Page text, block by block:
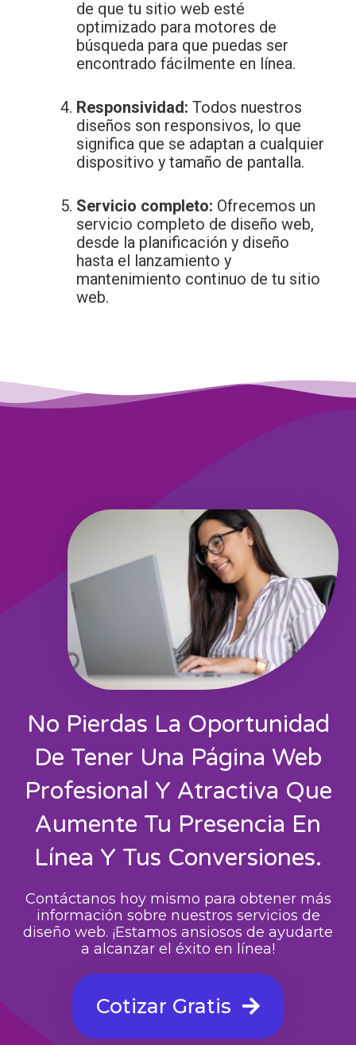
de que tu sitio web esté
optimizado para motores de
búsqueda para que puedas ser
encontrado fácilmente en línea.
Responsividad: Todos nuestros
diseños son responsivos, lo que
significa que se adaptan a cualquier
dispositivo y tamaño de pantalla.
Servicio completo: Ofrecemos un
servicio completo de diseño web,
desde la planificación y diseño
hasta el lanzamiento y
mantenimiento continuo de tu sitio
web.
No Pierdas La Oportunidad
De Tener Una Página Web
Profesional Y Atractiva Que
Aumente Tu Presencia En
Línea Y Tus Conversiones.
Contáctanos hoy mismo para obtener más
información sobre nuestros servicios de
diseño web. ¡Estamos ansiosos de ayudarte
a alcanzar el éxito en línea!
Cotizar Gratis